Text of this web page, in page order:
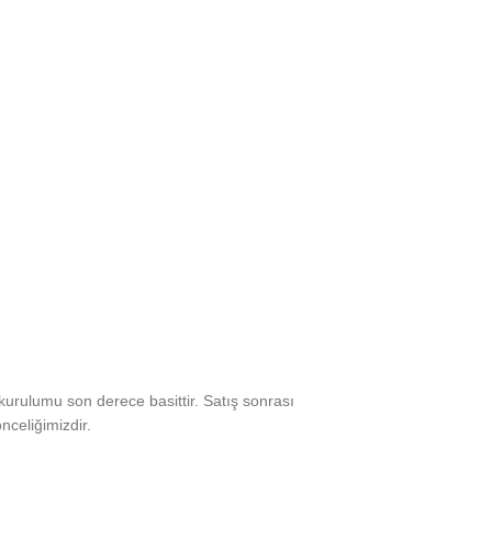
son derece basittir. Satış sonrası